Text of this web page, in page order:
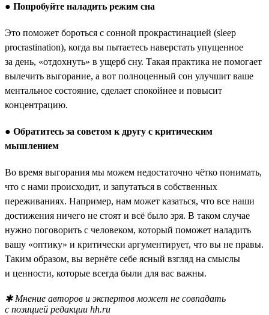
● Попробуйте наладить режим сна
Это поможет бороться с сонной прокрастинацией (sleep
procrastination), когда вы пытаетесь наверстать упущенное
за день, «отдохнуть» в ущерб сну. Такая практика не помогает
вылечить выгорание, а вот полноценный сон улучшит ваше
ментальное состояние, сделает спокойнее и повысит
концентрацию.
● Обратитесь за советом к другу с критическим
мышлением
Во время выгорания мы можем недостаточно чётко понимать,
что с нами происходит, и запутаться в собственных
переживаниях. Например, нам может казаться, что все наши
достижения ничего не стоят и всё было зря. В таком случае
нужно поговорить с человеком, который поможет наладить
вашу «оптику» и критически аргументирует, что вы не правы.
Таким образом, вы вернёте себе ясный взгляд на смыслы
и ценности, которые всегда были для вас важны.
✱ Мнение авторов и экспертов может не совпадать
с позицией редакции hh.ru